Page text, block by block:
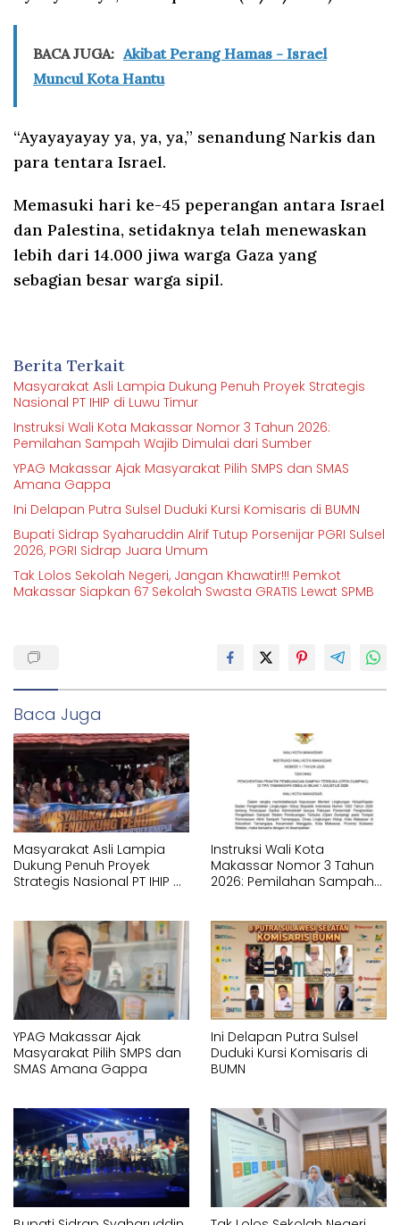
BACA JUGA: Akibat Perang Hamas - Israel
Muncul Kota Hantu
“Ayayayayay ya, ya, ya,” senandung Narkis dan
para tentara Israel.
Memasuki hari ke-45 peperangan antara Israel
dan Palestina, setidaknya telah menewaskan
lebih dari 14.000 jiwa warga Gaza yang
sebagian besar warga sipil.
Berita Terkait
Masyarakat Asli Lampia Dukung Penuh Proyek Strategis
Nasional PT IHIP di Luwu Timur
Instruksi Wali Kota Makassar Nomor 3 Tahun 2026:
Pemilahan Sampah Wajib Dimulai dari Sumber
YPAG Makassar Ajak Masyarakat Pilih SMPS dan SMAS
Amana Gappa
Ini Delapan Putra Sulsel Duduki Kursi Komisaris di BUMN
Bupati Sidrap Syaharuddin Alrif Tutup Porsenijar PGRI Sulsel
2026, PGRI Sidrap Juara Umum
Tak Lolos Sekolah Negeri, Jangan Khawatir!!! Pemkot
Makassar Siapkan 67 Sekolah Swasta GRATIS Lewat SPMB
Baca Juga
Masyarakat Asli Lampia
Dukung Penuh Proyek
Strategis Nasional PT IHIP di
Instruksi Wali Kota
Makassar Nomor 3 Tahun
2026: Pemilahan Sampah
YPAG Makassar Ajak
Masyarakat Pilih SMPS dan
SMAS Amana Gappa
Ini Delapan Putra Sulsel
Duduki Kursi Komisaris di
BUMN